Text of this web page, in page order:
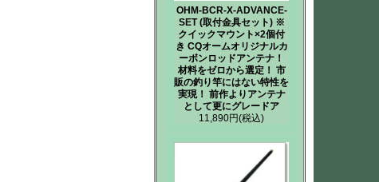
OHM-BCR-X-ADVANCE-
SET (取付金具セット) ※
クイックマウント×2個付
き CQオームオリジナルカ
ーボンロッドアンテナ！
材料をゼロから選定！ 市
販の釣り竿にはない特性を
実現！ 前作よりアンテナ
として更にグレードア
11,890円(税込)